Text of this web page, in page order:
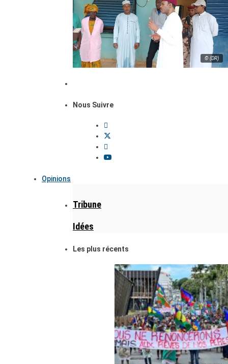
© (DR)
Nous Suivre
Opinions
Tribune
Idées
Les plus récents